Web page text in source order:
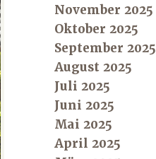
November 2025
Oktober 2025
September 2025
August 2025
Juli 2025
Juni 2025
Mai 2025
April 2025